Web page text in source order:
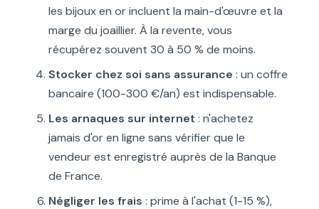
les bijoux en or incluent la main-d'œuvre et la
marge du joaillier. À la revente, vous
récupérez souvent 30 à 50 % de moins.
Stocker chez soi sans assurance : un coffre
bancaire (100-300 €/an) est indispensable.
Les arnaques sur internet : n'achetez
jamais d'or en ligne sans vérifier que le
vendeur est enregistré auprès de la Banque
de France.
Négliger les frais : prime à l'achat (1-15 %),